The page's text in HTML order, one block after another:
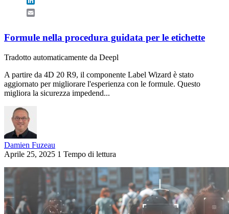
Formule nella procedura guidata per le etichette
Tradotto automaticamente da Deepl
A partire da 4D 20 R9, il componente Label Wizard è stato
aggiornato per migliorare l'esperienza con le formule. Questo
migliora la sicurezza impedend...
Damien Fuzeau
Aprile 25, 2025 1 Tempo di lettura